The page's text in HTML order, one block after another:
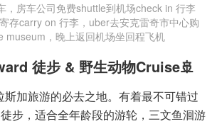
，房车公司免费shuttle到机场check in 行李
存carry on 行李，uber去安克雷奇市中心购
museum，晚上返回机场坐回程飞机
徒步 & 野生动物Cruise🚢
加旅游的必去之地。有着最不可错过
步，适合全年龄段的游轮，三文鱼洄游